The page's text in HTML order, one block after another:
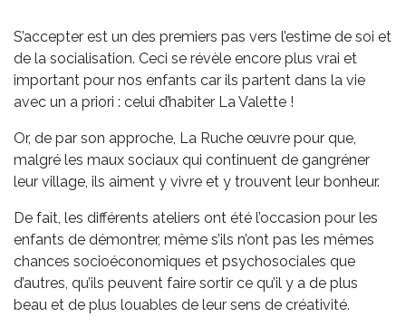
S’accepter est un des premiers pas vers l’estime de soi et
de la socialisation. Ceci se révèle encore plus vrai et
important pour nos enfants car ils partent dans la vie
avec un a priori : celui d’habiter La Valette !
Or, de par son approche, La Ruche œuvre pour que,
malgré les maux sociaux qui continuent de gangréner
leur village, ils aiment y vivre et y trouvent leur bonheur.
De fait, les différents ateliers ont été l’occasion pour les
enfants de démontrer, même s’ils n’ont pas les mêmes
chances socioéconomiques et psychosociales que
d’autres, qu’ils peuvent faire sortir ce qu’il y a de plus
beau et de plus louables de leur sens de créativité.